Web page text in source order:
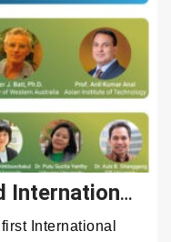
Brief News: “The 2nd International Conference on Food Technology and Nutrition (November 3 – 4, 2023, Bali, Indonesia)”
International